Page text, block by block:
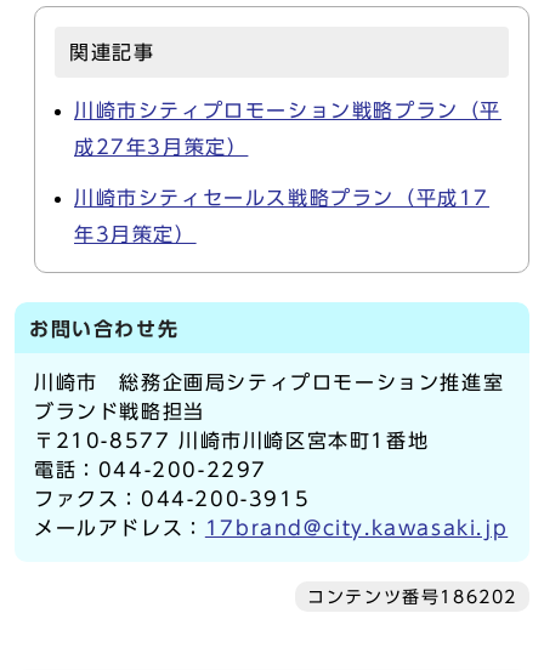
関連記事
川崎市シティプロモーション戦略プラン（平
成27年3月策定）
川崎市シティセールス戦略プラン（平成17
年3月策定）
お問い合わせ先
川崎市 総務企画局シティプロモーション推進室
ブランド戦略担当
〒210-8577 川崎市川崎区宮本町1番地
電話：044-200-2297
ファクス：044-200-3915
メールアドレス：
17brand@city.kawasaki.jp
コンテンツ番号186202